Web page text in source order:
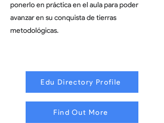
ponerlo en práctica en el aula para poder
avanzar en su conquista de tierras
metodológicas.
Edu Directory Profile
Find Out More